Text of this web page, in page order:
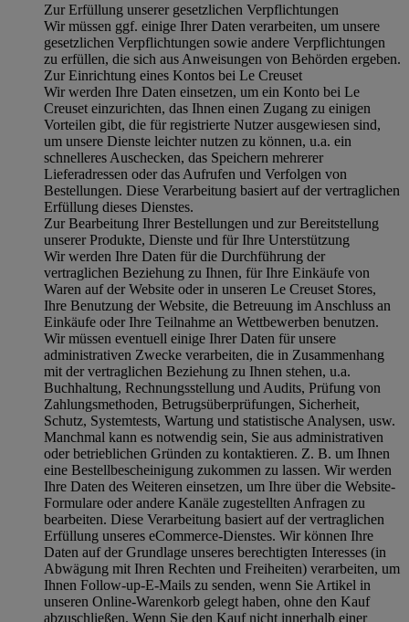
Zur Erfüllung unserer gesetzlichen Verpflichtungen
Wir müssen ggf. einige Ihrer Daten verarbeiten, um unsere
gesetzlichen Verpflichtungen sowie andere Verpflichtungen
zu erfüllen, die sich aus Anweisungen von Behörden ergeben.
Zur Einrichtung eines Kontos bei Le Creuset
Wir werden Ihre Daten einsetzen, um ein Konto bei Le
Creuset einzurichten, das Ihnen einen Zugang zu einigen
Vorteilen gibt, die für registrierte Nutzer ausgewiesen sind,
um unsere Dienste leichter nutzen zu können, u.a. ein
schnelleres Auschecken, das Speichern mehrerer
Lieferadressen oder das Aufrufen und Verfolgen von
Bestellungen. Diese Verarbeitung basiert auf der vertraglichen
Erfüllung dieses Dienstes.
Zur Bearbeitung Ihrer Bestellungen und zur Bereitstellung
unserer Produkte, Dienste und für Ihre Unterstützung
Wir werden Ihre Daten für die Durchführung der
vertraglichen Beziehung zu Ihnen, für Ihre Einkäufe von
Waren auf der Website oder in unseren Le Creuset Stores,
Ihre Benutzung der Website, die Betreuung im Anschluss an
Einkäufe oder Ihre Teilnahme an Wettbewerben benutzen.
Wir müssen eventuell einige Ihrer Daten für unsere
administrativen Zwecke verarbeiten, die in Zusammenhang
mit der vertraglichen Beziehung zu Ihnen stehen, u.a.
Buchhaltung, Rechnungsstellung und Audits, Prüfung von
Zahlungsmethoden, Betrugsüberprüfungen, Sicherheit,
Schutz, Systemtests, Wartung und statistische Analysen, usw.
Manchmal kann es notwendig sein, Sie aus administrativen
oder betrieblichen Gründen zu kontaktieren. Z. B. um Ihnen
eine Bestellbescheinigung zukommen zu lassen. Wir werden
Ihre Daten des Weiteren einsetzen, um Ihre über die Website-
Formulare oder andere Kanäle zugestellten Anfragen zu
bearbeiten. Diese Verarbeitung basiert auf der vertraglichen
Erfüllung unseres eCommerce-Dienstes. Wir können Ihre
Daten auf der Grundlage unseres berechtigten Interesses (in
Abwägung mit Ihren Rechten und Freiheiten) verarbeiten, um
Ihnen Follow-up-E-Mails zu senden, wenn Sie Artikel in
unseren Online-Warenkorb gelegt haben, ohne den Kauf
abzuschließen. Wenn Sie den Kauf nicht innerhalb einer